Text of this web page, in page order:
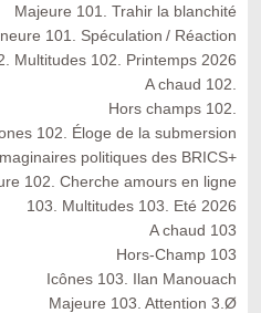
Majeure 101. Trahir la blanchité
101. Spéculation / Réaction
Multitudes 102. Printemps 2026
A chaud 102.
Hors champs 102.
102. Éloge de la submersion
politiques des BRICS+
102. Cherche amours en ligne
103. Multitudes 103. Eté 2026
A chaud 103
Hors-Champ 103
Icônes 103. Ilan Manouach
Majeure 103. Attention 3.Ø